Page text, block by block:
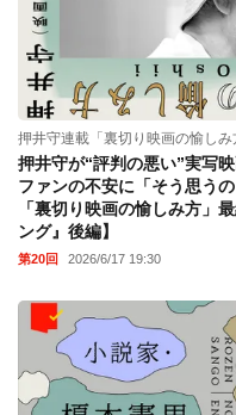
押井守連載「裏切り映画の愉しみ
押井守が“評判の悪い”実写
ファンの不安に「そう思う
「裏切り映画の愉しみ方」
ング』後編】
第20回 2026/6/17 19:30